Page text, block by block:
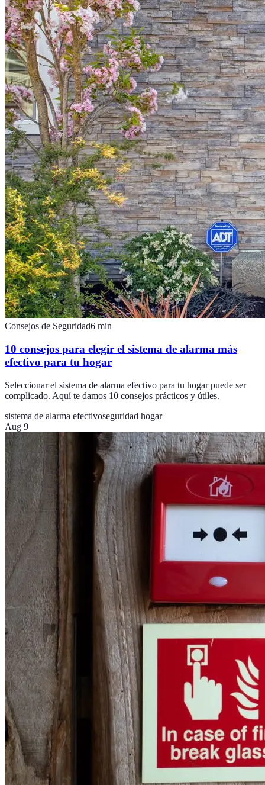
Consejos de Seguridad6 min
10 consejos para elegir el sistema de alarma más
efectivo para tu hogar
Seleccionar el sistema de alarma efectivo para tu hogar puede ser
complicado. Aquí te damos 10 consejos prácticos y útiles.
sistema de alarma efectivoseguridad hogar
Aug 9